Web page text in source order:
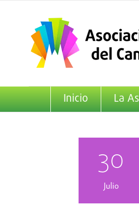
contenido
Inicio La
30
Julio